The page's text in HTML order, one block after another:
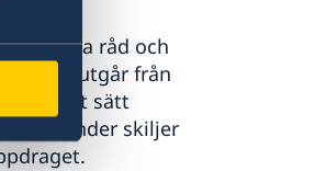
vill säga råd och
service utgår från
sätt
olika länder skiljer